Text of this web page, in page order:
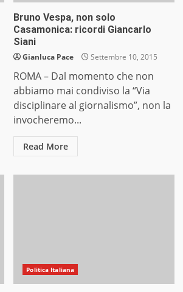
Bruno Vespa, non solo
Casamonica: ricordi Giancarlo
Siani
Gianluca Pace Settembre 10, 2015
ROMA – Dal momento che non
abbiamo mai condiviso la “Via
disciplinare al giornalismo”, non la
invocheremo...
Read More
Politica Italiana